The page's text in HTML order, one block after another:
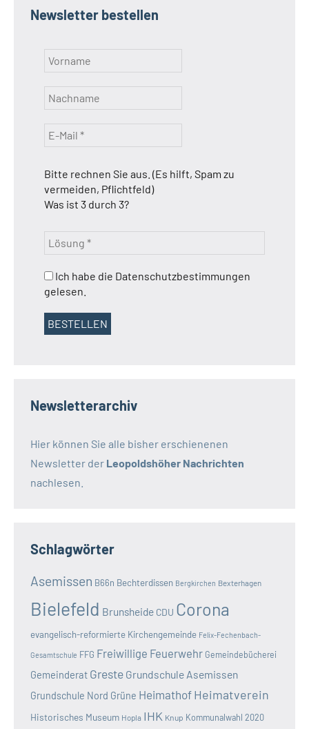
Newsletter bestellen
Bitte rechnen Sie aus. (Es hilft, Spam zu
vermeiden, Pflichtfeld)
Was ist 3 durch 3?
Ich habe die Datenschutzbestimmungen
gelesen.
Newsletterarchiv
Hier können Sie alle bisher erschienenen
Newsletter der Leopoldshöher Nachrichten
nachlesen.
Schlagwörter
Asemissen B66n Bechterdissen Bergkirchen Bexterhagen
Bielefeld Brunsheide CDU Corona
evangelisch-reformierte Kirchengemeinde Felix-Fechenbach-
Gesamtschule FFG Freiwillige Feuerwehr Gemeindebücherei
Gemeinderat Greste Grundschule Asemissen
Grundschule Nord Grüne Heimathof Heimatverein
Historisches Museum Hopla IHK Knup Kommunalwahl 2020